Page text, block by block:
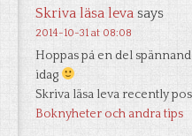
Skriva läsa leva says
2014-10-31 at 08:08
Hoppas på en del
idag
Skriva läsa leva recently
Boknyheter och andra tips